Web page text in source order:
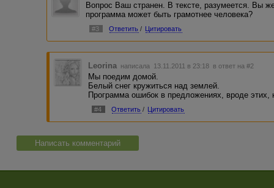
Вопрос Ваш странен. В тексте, разумеется. Вы
программа может быть грамотнее человека?
#3 Ответить / Цитировать
Leorina написала 13.11.2011 в 23:18 в ответ на #2
Мы поедим домой.
Белый снег кружиться над землей.
Программа ошибок в предложениях, вроде этих,
#4 Ответить / Цитировать
Написать комментарий